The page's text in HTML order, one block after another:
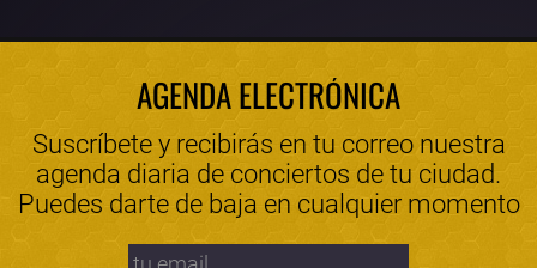
AGENDA ELECTRÓNICA
Suscríbete y recibirás en tu correo nuestra
agenda diaria de conciertos de tu ciudad.
Puedes darte de baja en cualquier momento